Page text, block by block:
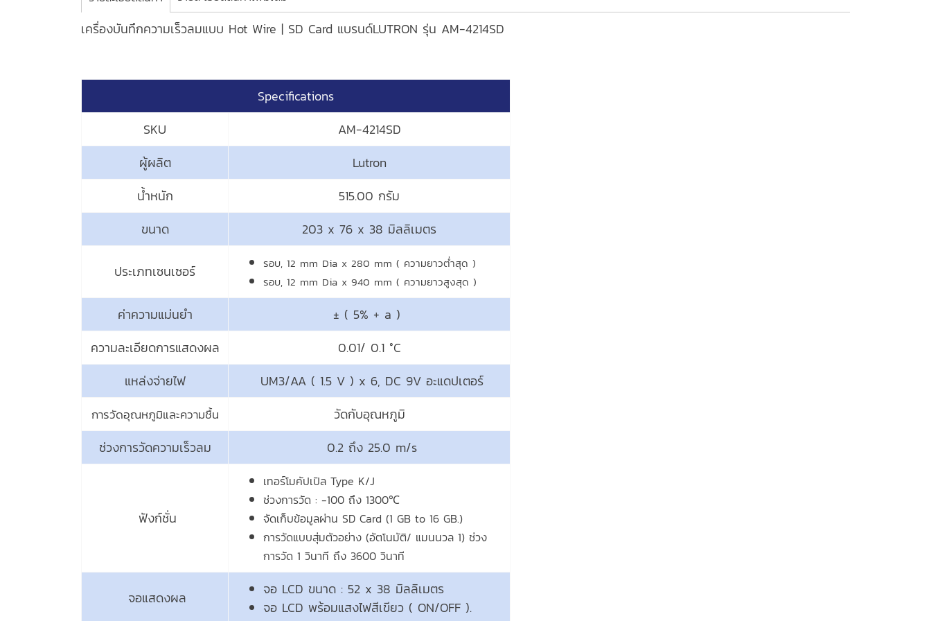
เครื่องบันทึกความเร็วลมแบบ Hot Wire | SD Card แบรนด์LUTRON รุ่น AM-4214SD
Specifications
SKU
AM-4214SD
ผู้ผลิต
Lutron
น้ำหนัก
515.00 กรัม
ขนาด
203 x 76 x 38 มิลลิเมตร
ประเภทเซนเซอร์
รอบ, 12 mm Dia x 280 mm ( ความยาวต่ำสุด )
รอบ, 12 mm Dia x 940 mm ( ความยาวสูงสุด )
ค่าความแม่นยำ
± ( 5% + a )
ความละเอียดการแสดงผล
0.01/ 0.1 °C
แหล่งจ่ายไฟ
UM3/AA ( 1.5 V ) x 6, DC 9V อะแดปเตอร์
การวัดอุณหภูมิและความชื้น
วัดกับอุณหภูมิ
ช่วงการวัดความเร็วลม
0.2 ถึง 25.0 m/s
ฟังก์ชั่น
เทอร์โมคัปเปิล Type K/J
ช่วงการวัด : -100 ถึง 1300℃
จัดเก็บข้อมูลผ่าน SD Card (1 GB to 16 GB.)
การวัดแบบสุ่มตัวอย่าง (อัตโนมัติ/ แมนนวล 1) ช่วง
การวัด 1 วินาที ถึง 3600 วินาที
จอแสดงผล
จอ LCD ขนาด : 52 x 38 มิลลิเมตร
จอ LCD พร้อมแสงไฟสีเขียว ( ON/OFF ).